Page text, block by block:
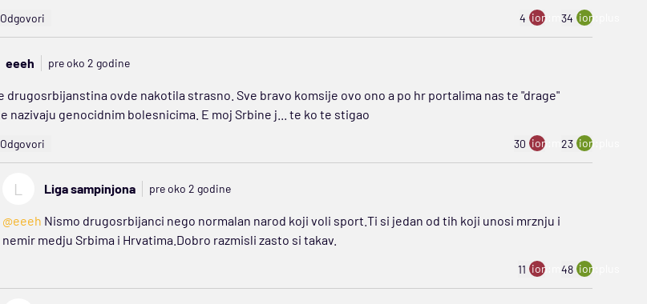
Odgovori 4 ion:minus
34 ion:plus
eeeh pre oko 2 godine
drugosrbijanstina ovde nakotila strasno. Sve bravo komsije ovo ono a po hr portalima nas te "drage"
nazivaju genocidnim bolesnicima. E moj Srbine j... te ko te stigao
Odgovori 30 ion:minus
23 ion:plus
L Liga sampinjona pre oko 2 godine
@eeeh Nismo drugosrbijanci nego normalan narod koji voli sport.Ti si jedan od tih koji unosi mrznju i
nemir medju Srbima i Hrvatima.Dobro razmisli zasto si takav.
11 ion:minus
48 ion:plus